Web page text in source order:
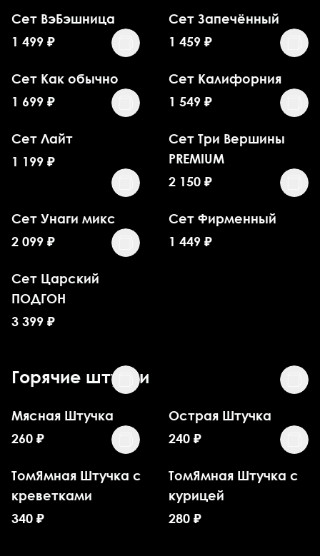
Сет ВэБэшница
1 499 ₽
Сет Запечённый
1 459 ₽
Сет Как обычно
1 699 ₽
Сет Калифорния
1 549 ₽
Сет Лайт
1 199 ₽
Сет Три Вершины
PREMIUM
2 150 ₽
Сет Унаги микс
2 099 ₽
Сет Фирменный
1 449 ₽
Сет Царский
ПОДГОН
3 399 ₽
Горячие штучки
Мясная Штучка
260 ₽
Острая Штучка
240 ₽
ТомЯмная Штучка с
креветками
340 ₽
ТомЯмная Штучка с
курицей
280 ₽